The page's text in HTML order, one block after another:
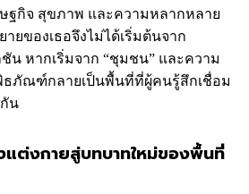
ษฐกิจ สุขภาพ และความหลากหลาย
ยของเธอจึงไม่ได้เริ่มต้นจาก
น หากเริ่มจาก “ชุมชน” และความ
ธภัณฑ์กลายเป็นพื้นที่ที่ผู้คนรู้สึกเชื่อม
น
ต่งกายสู่บทบาทใหม่ของพื้นที่